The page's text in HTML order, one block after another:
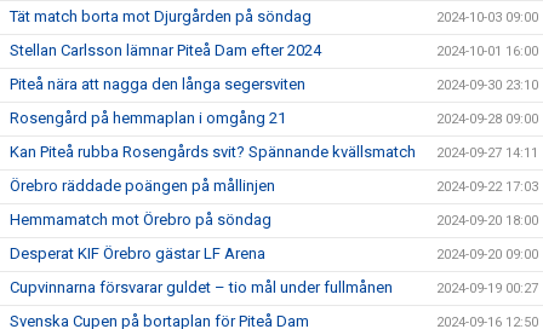
Tät match borta mot Djurgården på söndag 2024-10-03 09:00
Stellan Carlsson lämnar Piteå Dam efter 2024 2024-10-01 16:00
Piteå nära att nagga den långa segersviten 2024-09-30 23:10
Rosengård på hemmaplan i omgång 21 2024-09-28 09:00
Kan Piteå rubba Rosengårds svit? Spännande kvällsmatch 2024-09-27 14:11
Örebro räddade poängen på mållinjen 2024-09-22 17:03
Hemmamatch mot Örebro på söndag 2024-09-20 18:00
Desperat KIF Örebro gästar LF Arena 2024-09-20 09:00
Cupvinnarna försvarar guldet – tio mål under fullmånen 2024-09-19 00:27
Svenska Cupen på bortaplan för Piteå Dam 2024-09-16 12:50